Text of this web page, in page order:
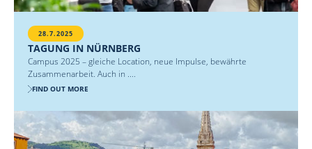
28.7.2025
TAGUNG IN NÜRNBERG
Campus 2025 – gleiche Location, neue Impulse, bewährte
Zusammenarbeit. Auch in ....
FIND OUT MORE